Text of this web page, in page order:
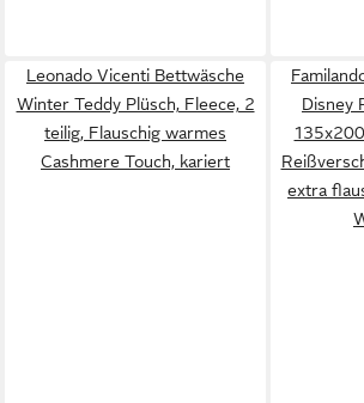
Leonado Vicenti Bettwäsche
Winter Teddy Plüsch, Fleece, 2
teilig, Flauschig warmes
Cashmere Touch, kariert
Disney
extra